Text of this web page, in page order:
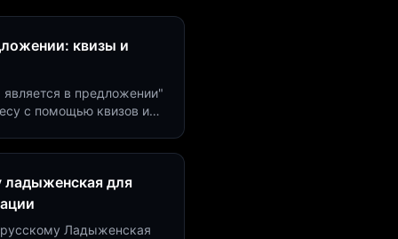
квизы и
в предложении"
с помощью квизов и
ладыженская для
русскому Ладыженская